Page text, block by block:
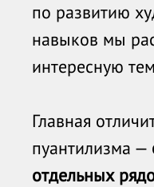
по развитию
навыков мы
интересную
Главная
пуантилизма —
отдельных